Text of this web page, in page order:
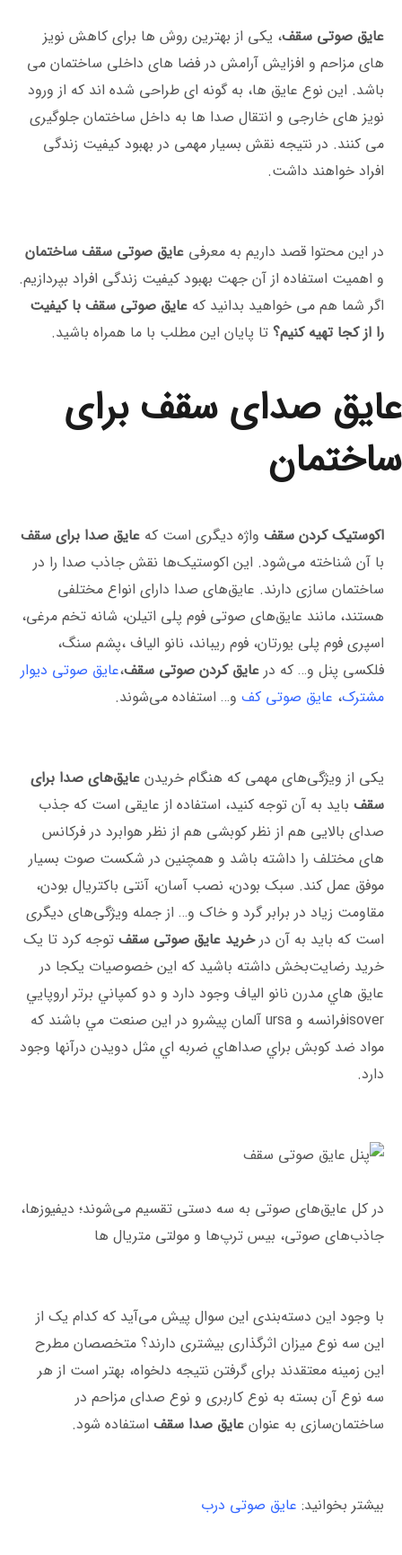
عایق صوتی سقف، یکی از بهترین روش ها برای کاهش نویز
های مزاحم و افزایش آرامش در فضا های داخلی ساختمان‌ می
باشد. این نوع عایق‌ ها، به گونه ای طراحی شده ‌اند که از ورود
نویز های خارجی و انتقال صدا ها به داخل ساختمان جلوگیری
می کنند. در نتیجه نقش بسیار مهمی در بهبود کیفیت زندگی
افراد خواهند داشت.
در این محتوا قصد داریم به معرفی عایق صوتی سقف ساختمان
و اهمیت استفاده از آن جهت بهبود کیفیت زندگی افراد بپردازیم.
اگر شما هم می خواهید بدانید که عایق صوتی سقف با کیفیت
را از کجا تهیه کنیم؟ تا پایان این مطلب با ما همراه باشید.
عایق صدای سقف برای
ساختمان
اکوستیک کردن سقف واژه دیگری است که عایق‌ صدا برای سقف
با آن شناخته می‌شود. این اکوستیک‌ها نقش جاذب صدا را در
ساختمان سازی دارند. عایق‌های صدا دارای انواع مختلفی
هستند، مانند عایق‌های صوتی فوم پلی اتیلن، شانه تخم مرغی،
اسپری فوم پلی یورتان، فوم ریباند، نانو الياف ،پشم سنگ،
فلکسی پنل و… که در عایق کردن صوتی سقف،عایق صوتی دیوار
مشترک، عایق صوتی کف و… استفاده می‌شوند.
یکی از ویژگی‌های مهمی‌ که هنگام خریدن عایق‌های صدا برای
سقف باید به آن توجه کنید، استفاده از عایقی است که جذب
صدای بالایی هم از نظر کوبشی هم از نظر هوابرد در فرکانس
های مختلف را داشته باشد و همچنین در شکست صوت بسیار
موفق عمل کند. سبک بودن، نصب آسان، آنتی باکتریال بودن،
مقاومت زیاد در برابر گرد و خاک و… از جمله ویژگی‌های دیگری
است که باید به آن درخرید عایق صوتی سقف توجه کرد تا یک
خرید رضایت‌بخش داشته باشید كه اين خصوصيات يكجا در
عايق هاي مدرن نانو الياف وجود دارد و دو كمپاني برتر اروپايي
isoverفرانسه و ursa آلمان پيشرو در اين صنعت مي باشند كه
مواد ضد كوبش براي صداهاي ضربه اي مثل دويدن درآنها وجود
دارد.
در کل عایق‌های صوتی به سه دستی تقسیم می‌شوند؛ دیفیوزها،
جاذب‌های صوتی، بیس ترپ‌ها و مولتی متریال ها
با وجود این دسته‌بندی این سوال پیش می‌آید که کدام یک از
این سه نوع میزان اثرگذاری بیشتری دارند؟ متخصصان مطرح
این زمینه معتقدند برای گرفتن نتیجه دلخواه، بهتر است از هر
سه نوع آن بسته به نوع کاربری و نوع صدای مزاحم در
ساختمان‌سازی به عنوان عایق صدا سقف استفاده شود.
بیشتر بخوانید: عایق صوتی درب